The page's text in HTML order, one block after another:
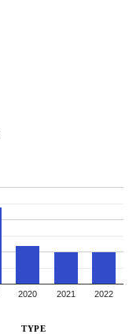
2020 2021 2022
TYPE